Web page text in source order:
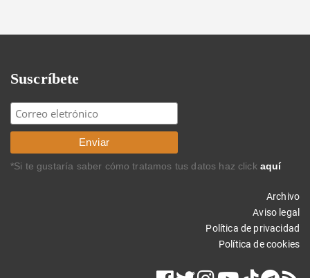
Suscríbete
*Si te gustaría saber cómo tratamos tus datos haz click aquí
Archivo
Aviso legal
Política de privacidad
Política de cookies